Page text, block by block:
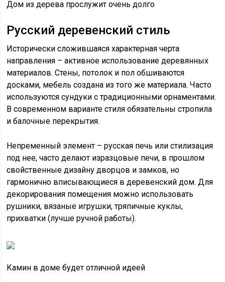
Дом из дерева прослужит очень долго
Русский деревенский стиль
Исторически сложившаяся характерная черта
направления – активное использование деревянных
материалов. Стены, потолок и пол обшиваются
досками, мебель создана из того же материала. Часто
используются сундуки с традиционными орнаментами.
В современном варианте стиля обязательны стропила
и балочные перекрытия.
Непременный элемент – русская печь или стилизация
под нее, часто делают изразцовые печи, в прошлом
свойственные дизайну дворцов и замков, но
гармонично вписывающиеся в деревенский дом. Для
декорирования помещения можно использовать
рушники, вязаные игрушки, тряпичные куклы,
прихватки (лучше ручной работы).
Камин в доме будет отличной идеей